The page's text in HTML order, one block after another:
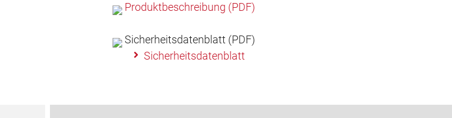
Produktbeschreibung (PDF)
Sicherheitsdatenblatt (PDF)
Sicherheitsdatenblatt